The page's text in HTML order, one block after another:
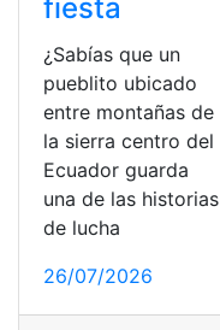
fiesta
¿Sabías que un
pueblito ubicado
entre montañas de
la sierra centro del
Ecuador guarda
una de las historias
de lucha
26/07/2026